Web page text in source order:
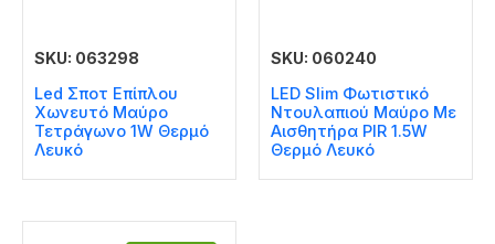
SKU: 063298
Led Σποτ Επίπλου
Χωνευτό Μαύρο
Τετράγωνο 1W Θερμό
Λευκό
SKU: 060240
LED Slim Φωτιστικό
Ντουλαπιού Μαύρο Με
Αισθητήρα PIR 1.5W
Θερμό Λευκό